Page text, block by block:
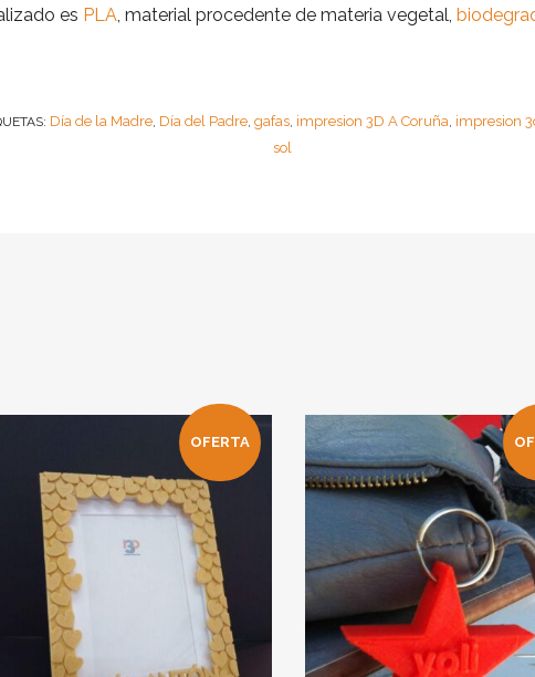
es PLA, material procedente de materia vegetal,
Día de la Madre, Día del Padre, gafas, impresion 3D A Coruña, impresion
sol
OFERTA